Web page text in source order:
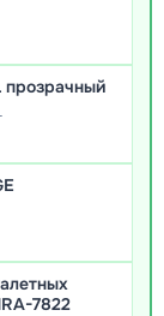
прозрачный
7822